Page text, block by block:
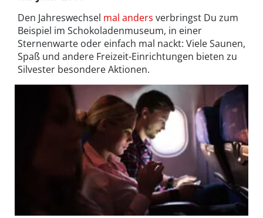
Den Jahreswechsel mal anders verbringst Du zum
Beispiel im Schokoladenmuseum, in einer
Sternenwarte oder einfach mal nackt: Viele Saunen,
Spaß und andere Freizeit-Einrichtungen bieten zu
Silvester besondere Aktionen.